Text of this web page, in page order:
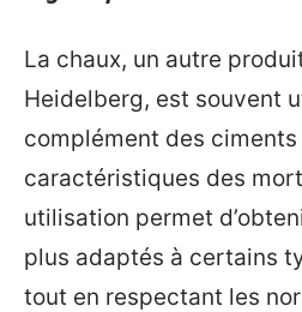
La chaux, un autre
Heidelberg, est souvent
complément des
caractéristiques des
utilisation permet
plus adaptés à certains
tout en respectant les